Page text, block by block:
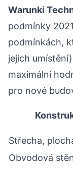
Warunki
podmínky
podmínkách,
jejich
maximální
pro nové
Střecha,
Obvodová